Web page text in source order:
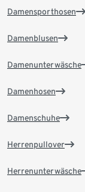
Damensporthosen
Damenblusen
Damenunterwäsche
Damenhosen
Damenschuhe
Herrenpullover
Herrenunterwäsche